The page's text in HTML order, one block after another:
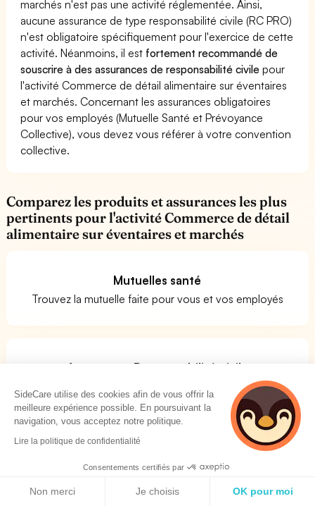
marchés n'est pas une activité réglementée. Ainsi,
aucune assurance de type responsabilité civile (RC PRO)
n'est obligatoire spécifiquement pour l'exercice de cette
activité. Néanmoins, il est fortement recommandé de
souscrire à des assurances de responsabilité civile pour
l'activité Commerce de détail alimentaire sur éventaires
et marchés. Concernant les assurances obligatoires
pour vos employés (Mutuelle Santé et Prévoyance
Collective), vous devez vous référer à votre convention
collective.
Comparez les produits et assurances les plus
pertinents pour l'activité Commerce de détail
alimentaire sur éventaires et marchés
Mutuelles santé
Trouvez la mutuelle faite pour vous et vos employés
Assurances Responsabilité civile
Trouver votre assurance RC PRO en 2 minutes.
Comparer facilement les assurances prévoyance
SideCare utilise des cookies afin de vous offrir la
meilleure expérience possible. En poursuivant la
navigation, vous acceptez notre politique.
Lire la politique de confidentialité
Consentements certifiés par
Non merci Je choisis OK pour moi